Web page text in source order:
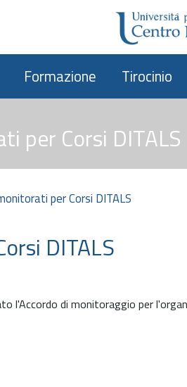
Formazione Tirocinio
per Corsi DITALS
per Corsi DITALS
DITALS
l'Accordo di monitoraggio per